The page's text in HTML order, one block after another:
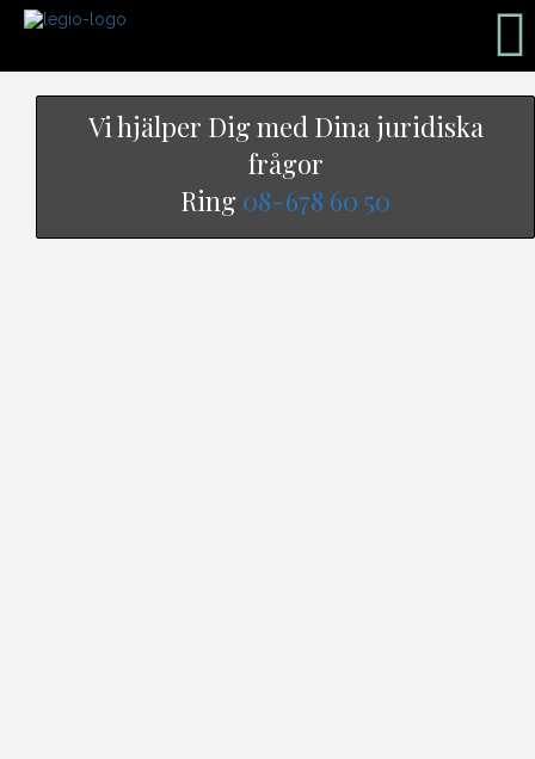
Vi hjälper Dig med Dina juridiska
frågor
Ring 08-678 60 50